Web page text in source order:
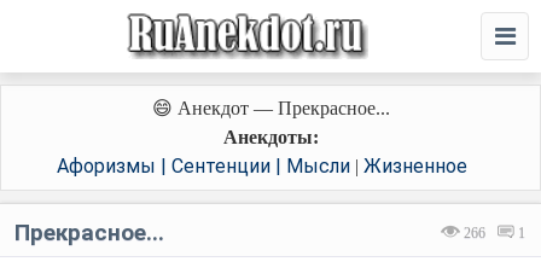
😄 Анекдот — Прекрасное...
Анекдоты:
Афоризмы | Сентенции | Мысли| Жизненное
266 1
Прекрасное...